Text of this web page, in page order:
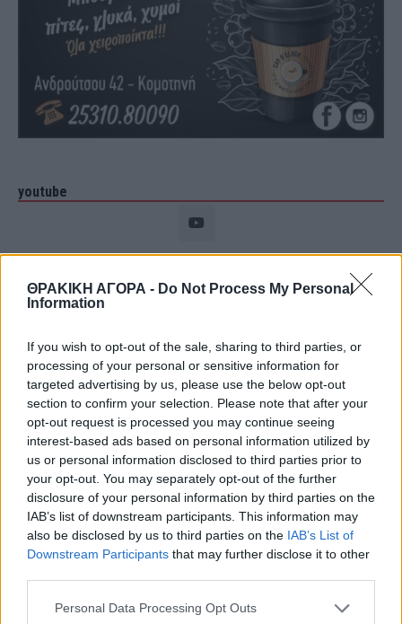
ΘΡΑΚΙΚΗ ΑΓΟΡΑ - Do Not Process My Personal
Information
If you wish to opt-out of the sale, sharing to third parties, or
processing of your personal or sensitive information for
targeted advertising by us, please use the below opt-out
section to confirm your selection. Please note that after your
opt-out request is processed you may continue seeing
interest-based ads based on personal information utilized by
us or personal information disclosed to third parties prior to
your opt-out. You may separately opt-out of the further
disclosure of your personal information by third parties on the
IAB’s list of downstream participants. This information may
also be disclosed by us to third parties on the IAB’s List of
Downstream Participants that may further disclose it to other
Personal Data Processing Opt Outs
youtube
ΘΡΑΚΙΚΗ ΑΓΟΡΑ : 06 ΑΥΓΟΥΣΤΟΥ 2026